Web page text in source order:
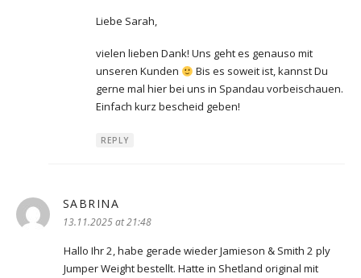
Liebe Sarah,
vielen lieben Dank! Uns geht es genauso mit
unseren Kunden
Bis es soweit ist, kannst Du
gerne mal hier bei uns in Spandau vorbeischauen.
Einfach kurz bescheid geben!
REPLY
SABRINA
13.11.2025 at 21:48
Hallo Ihr 2, habe gerade wieder Jamieson & Smith 2 ply
Jumper Weight bestellt. Hatte in Shetland original mit